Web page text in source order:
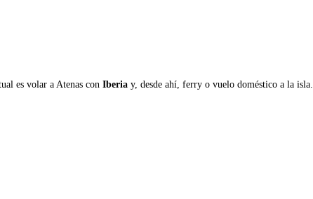
es volar a Atenas con Iberia y, desde ahí, ferry o vuelo doméstico a la isla.